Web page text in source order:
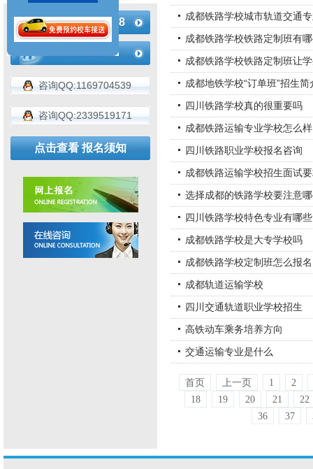
183-4936-2188
咨询QQ:1169704539
咨询QQ:2339519171
点击查看 报名须知
成都铁路学校城市轨道交通
成都铁路学校铁路定制班有
成都铁路学校铁路定制班让
成都地铁学校“订单班”招生简
四川铁路学校真的很重要吗
成都铁路运输专业学校怎么样
四川铁路职业学校报名咨询
成都铁路运输学校招生面试
选择成都的铁路学校要注意
四川铁路学校特色专业有哪些
成都铁路学校是大专学校吗
成都铁路学校定制班怎么报名
成都轨道运输学校
四川交通轨道职业学校招生
高铁动车乘务培养方向
交通运输专业是什么
首页 上一页 1
2
18
19 20 21
22
36
37